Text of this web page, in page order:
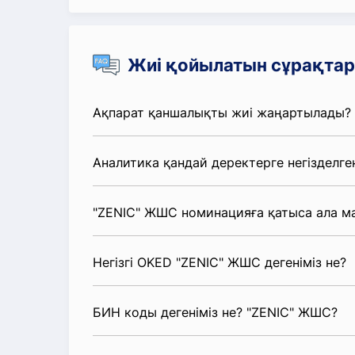
Жиі қойылатын сұрақтар
Ақпарат қаншалықты жиі жаңартылады?
Аналитика қандай деректерге
"ZENIC" ЖШС номинацияға қатыса ала
Негізгі OKED "ZENIC" ЖШС дегеніміз не?
БИН коды дегеніміз не? "ZENIC" ЖШС?